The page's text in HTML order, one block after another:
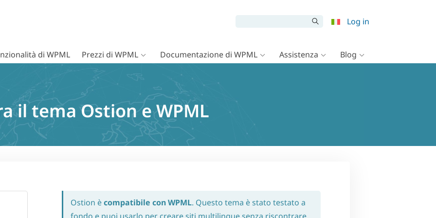
Log in
di WPML Prezzi di WPML Documentazione di WPML Assistenza Blog
il tema Ostion e WPML
Ostion ècompatibile con WPML. Questo tema è stato testato a